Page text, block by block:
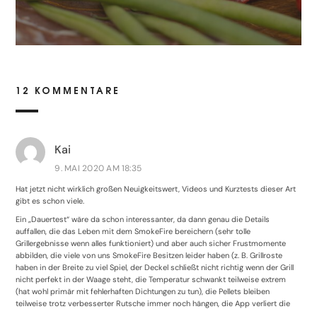
12 KOMMENTARE
Kai
9. MAI 2020 AM 18:35
Hat jetzt nicht wirklich großen Neuigkeitswert, Videos und Kurztests dieser Art
gibt es schon viele.
Ein „Dauertest“ wäre da schon interessanter, da dann genau die Details
auffallen, die das Leben mit dem SmokeFire bereichern (sehr tolle
Grillergebnisse wenn alles funktioniert) und aber auch sicher Frustmomente
abbilden, die viele von uns SmokeFire Besitzen leider haben (z. B. Grillroste
haben in der Breite zu viel Spiel, der Deckel schließt nicht richtig wenn der Grill
nicht perfekt in der Waage steht, die Temperatur schwankt teilweise extrem
(hat wohl primär mit fehlerhaften Dichtungen zu tun), die Pellets bleiben
teilweise trotz verbesserter Rutsche immer noch hängen, die App verliert die